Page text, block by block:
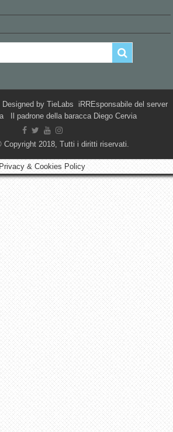
Designed by TieLabs iRREsponsabile del server
Il padrone della baracca Diego Cervia
2018, Tutti i diritti riservati.
Privacy & Cookies Policy